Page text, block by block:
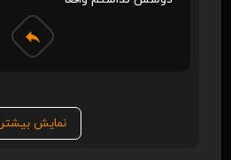
نمایش بیشتر